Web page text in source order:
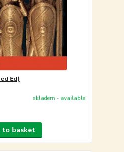
Ed)
skladem - available
to basket